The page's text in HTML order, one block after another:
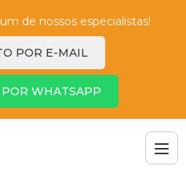
de nossos especialistas!
POR E-MAIL
WHATSAPP